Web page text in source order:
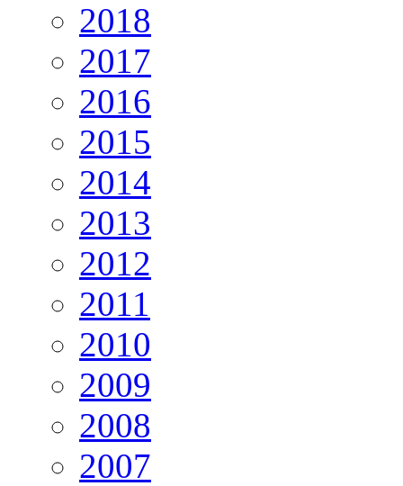
2018
2017
2016
2015
2014
2013
2012
2011
2010
2009
2008
2007